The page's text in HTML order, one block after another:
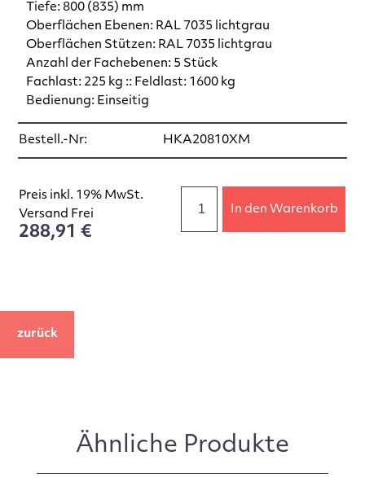
Tiefe: 800 (835) mm
Oberflächen Ebenen: RAL 7035 lichtgrau
Oberflächen Stützen: RAL 7035 lichtgrau
Anzahl der Fachebenen: 5 Stück
Fachlast: 225 kg :: Feldlast: 1600 kg
Bedienung: Einseitig
Bestell.-Nr: HKA20810XM
Preis inkl. 19% MwSt.
Versand Frei
288,91 €
In den Warenkorb
zurück
Ähnliche Produkte